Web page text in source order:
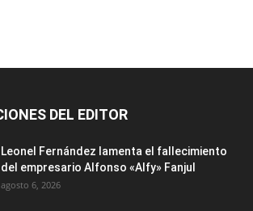
DEL EDITOR
Leonel Fernández lamenta el fallecimiento
del empresario Alfonso «Alfy» Fanjul
agosto 6, 2026